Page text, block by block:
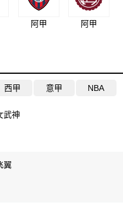
阿甲 阿甲
西甲 意甲 NBA
武神
翼